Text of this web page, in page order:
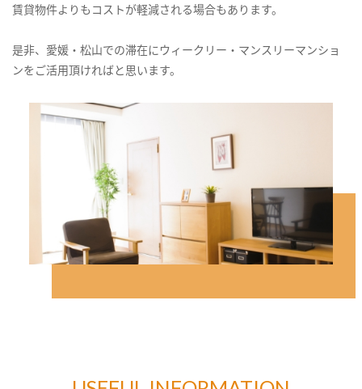
賃貸物件よりもコストが軽減される場合もあります。
是非、愛媛・松山での滞在にウィークリー・マンスリーマンショ
ンをご活用頂ければと思います。